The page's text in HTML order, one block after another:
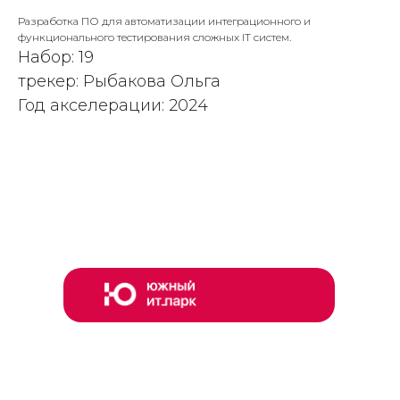
Разработка ПО для автоматизации интеграционного и
функционального тестирования сложных IT систем.
Набор: 19
трекер: Рыбакова Ольга
Год акселерации: 2024